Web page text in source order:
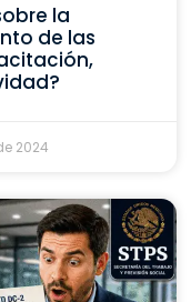
la
de las
2024